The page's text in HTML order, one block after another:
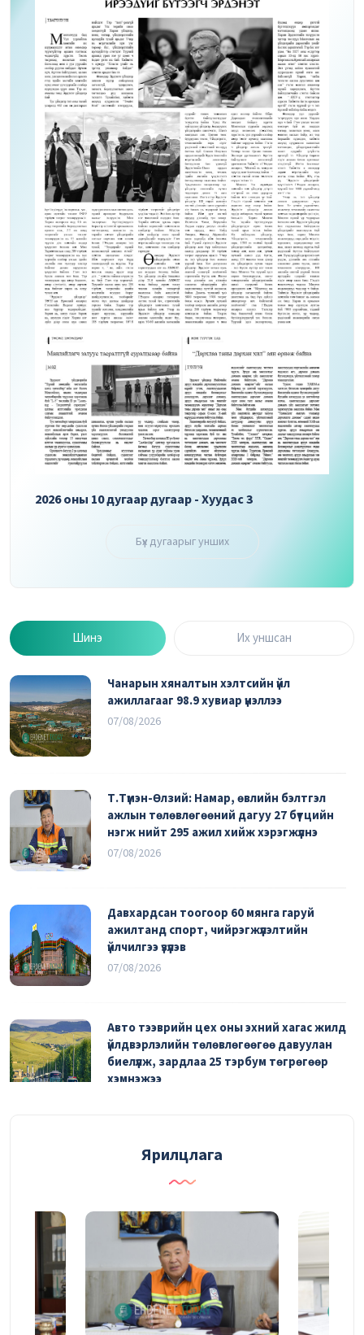
2026 оны 10 дугаар дугаар - Хуудас 3
Бүх дугаарыг унших
Шинэ Их уншсан
Чанарын хяналтын хэлтсийн үйл
ажиллагааг 98.9 хувиар үнэллээ
07/08/2026
Т.Түмэн-Өлзий: Намар, өвлийн бэлтгэл
ажлын төлөвлөгөөний дагуу 27 бүтцийн
нэгж нийт 295 ажил хийж хэрэгжүүлнэ
07/08/2026
Давхардсан тоогоор 60 мянга гаруй
ажилтанд спорт, чийрэгжүүлэлтийн
үйлчилгээ үзүүлэв
07/08/2026
Авто тээврийн цех оны эхний хагас жилд
үйлдвэрлэлийн төлөвлөгөөгөө давуулан
биелүүлж, зардлаа 25 тэрбум төгрөгөөр
хэмнэжээ
Эрүүл мэндийн урьдчилан сэргийлэх үзлэгт
2290 ажилтан хамрагдаад байна
Засвар, механикийн завод 81.4 тэрбум
төгрөгийн бүтээгдэхүүн үйлдвэрлэжээ
04/08/2026
Ярилцлага